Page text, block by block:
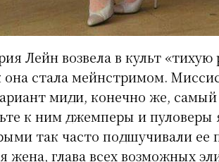
Лейн возвела в культ
она стала мейнстримом.
миди, конечно же,
к ним джемперы и пуловеры
так часто подшучивали ее
жена, глава всех возможных